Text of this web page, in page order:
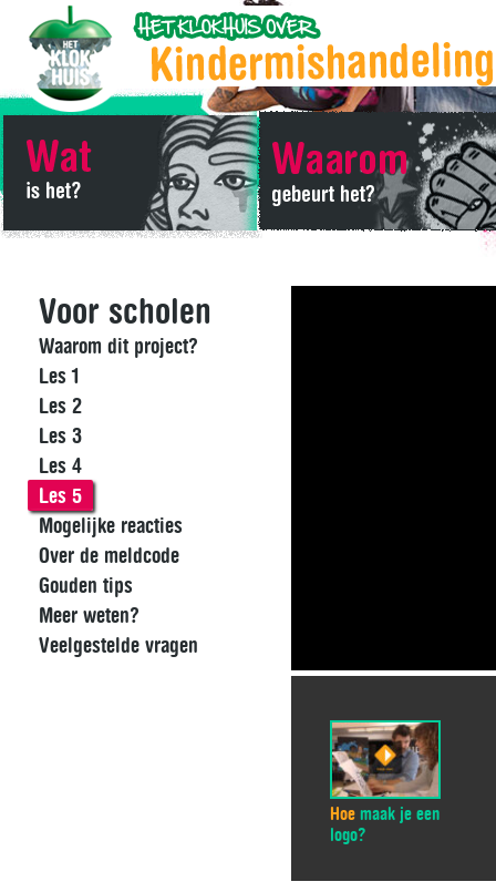
Voor scholen
Waarom dit project?
Les 1
Les 2
Les 3
Les 4
Les 5
Mogelijke reacties
Over de meldcode
Gouden tips
Meer weten?
Veelgestelde vragen
Hoe maak je een
logo?